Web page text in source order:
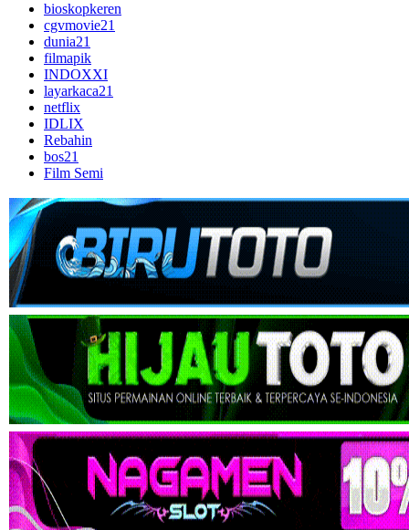
bioskopkeren
cgvmovie21
dunia21
filmapik
INDOXXI
layarkaca21
netflix
IDLIX
Rebahin
bos21
Film Semi